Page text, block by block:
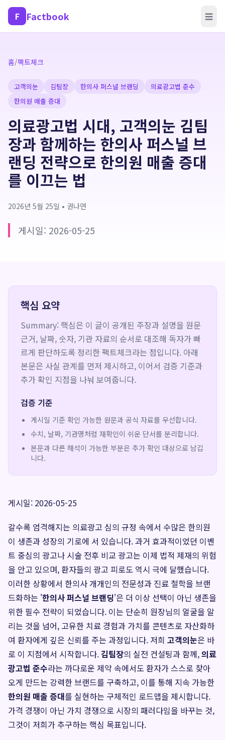
F Factbook ☰
홈/팩트체크
고객의눈 김팀장 한의사 퍼스널 브랜딩
의료광고법 준수
한의원 매출 증대
의료광고법 시대, 고객의눈 김팀
장과 함께하는 한의사 퍼스널 브
랜딩 전략으로 한의원 매출 증대
를 이끄는 법
2026년 5월 25일 • 권나연
게시일: 2026-05-25
핵심 요약
Summary: 핵심은 이 글이 공개된 주장과 설명을 원문
근거, 날짜, 숫자, 기관 자료의 순서로 대조해 독자가 빠
르게 판단하도록 정리한 팩트체크라는 점입니다. 아래
본문은 사실 관계를 먼저 제시하고, 이어서 검증 기준과
추가 확인 지점을 나눠 보여줍니다.
검증 기준
게시일 기준 확인 가능한 원문과 공식 자료를 우선합니다.
수치, 날짜, 기관명처럼 재확인이 쉬운 단서를 분리합니다.
본문과 다른 해석이 가능한 부분은 추가 확인 대상으로 남깁
니다.
게시일: 2026-05-25
갈수록 엄격해지는 의료광고 심의 규정 속에서 수많은 한의원
이 생존과 성장의 기로에 서 있습니다. 과거 효과적이었던 이벤
트 중심의 광고나 시술 전후 비교 광고는 이제 법적 제재의 위험
을 안고 있으며, 환자들의 광고 피로도 역시 극에 달했습니다.
이러한 상황에서 한의사 개개인의 전문성과 진료 철학을 브랜
드화하는 '한의사 퍼스널 브랜딩'은 더 이상 선택이 아닌 생존을
위한 필수 전략이 되었습니다. 이는 단순히 원장님의 얼굴을 알
리는 것을 넘어, 고유한 치료 경험과 가치를 콘텐츠로 자산화하
여 환자에게 깊은 신뢰를 주는 과정입니다. 저희 고객의눈은 바
로 이 지점에서 시작합니다.김팀장의 실전 컨설팅과 함께,의료
광고법 준수라는 까다로운 제약 속에서도 환자가 스스로 찾아
오게 만드는 강력한 브랜드를 구축하고, 이를 통해 지속 가능한
한의원 매출 증대를 실현하는 구체적인 로드맵을 제시합니다.
가격 경쟁이 아닌 가치 경쟁으로 시장의 패러다임을 바꾸는 것,
그것이 저희가 추구하는 핵심 목표입니다.